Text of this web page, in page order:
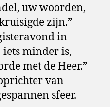
uw woorden,
zijn.”
in
iets minder is,
met de Heer.”
van
sfeer.